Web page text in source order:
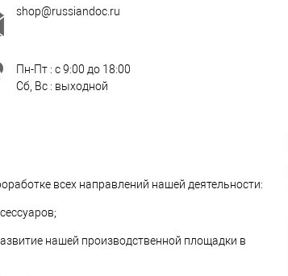
shop@russiandoc.ru
Пн-Пт : с 9:00 до 18:00
Сб, Вс : выходной
всех направлений нашей деятельности:
нашей производственной площадки в